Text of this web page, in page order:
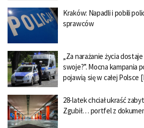
Kraków: Napadli i pobili
sprawców
„Za narażanie życia dostaje
swoje?”. Mocna kampania
pojawią się w całej Polsce
28-latek chciał ukraść
Zgubił… portfel z